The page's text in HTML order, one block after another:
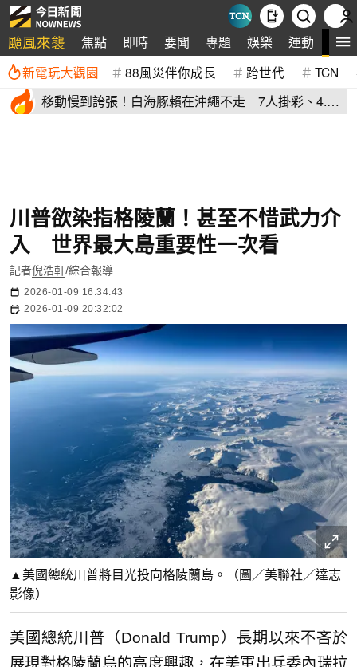
颱風來襲 焦點 即時 要聞 專題 娛樂 運動 全
新電玩大觀園 88風災伴你成長 跨世代 TCN
移動慢到誇張！白海豚賴在沖繩不走 7人掛彩、4.5
川普欲染指格陵蘭！甚至不惜武力介
入 世界最大島重要性一次看
記者倪浩軒/綜合報導
2026-01-09 16:34:43
2026-01-09 20:32:02
▲美國總統川普將目光投向格陵蘭島。（圖／美聯社／達志
影像）
美國總統川普（Donald Trump）長期以來不吝於